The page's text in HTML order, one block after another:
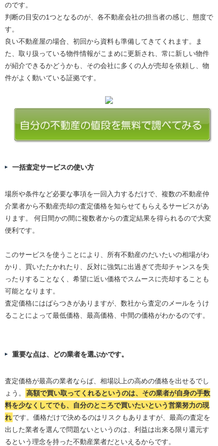
のです。
判断の目安の1つとなるのが、各不動産会社の担当者の感じ、態度で
す。
良い不動産屋の場合、初回から資料も準備してきてくれます。ま
た、取り扱っている物件情報がこまめに更新され、常に新しい物件
が紹介できるかどうかも、その会社に多くの人が売却を依頼し、物
件がよく動いている証拠です。
一括査定サービスの使い方
場所や条件など必要な事項を一回入力するだけで、複数の不動産仲
介業者から不動産売却の査定価格を知らせてもらえるサービスがあ
ります。 何日間かの間に複数者からの査定結果を得られるので大変
便利です。
このサービスを使うことにより、所有不動産のだいたいの相場がわ
かり、買いたたかれたり、反対に強気に出過ぎて売却チャンスを失
ったりすることなく、希望に近い価格でスムースに売却することも
可能となります。
査定価格にはばらつきがありますが、数社から査定のメールをうけ
ることによって最低価格、最高価格、中間の価格がわかるのです。
重要な点は、どの業者を選ぶかです。
査定価格が最高の業者ならば、相場以上の高めの価格を出せるでし
ょう。
高額で買い取ってくれるというのは、その業者が自身の手数
料を少なくしてでも、自分のところで買いたいという営業努力の現
れです。価格だけで決めるのはリスクもありますが、最高の査定を
出した業者を選んで問題ないというのは、利益は出来る限り還元す
るという理念を持った不動産業者だといえるからです。